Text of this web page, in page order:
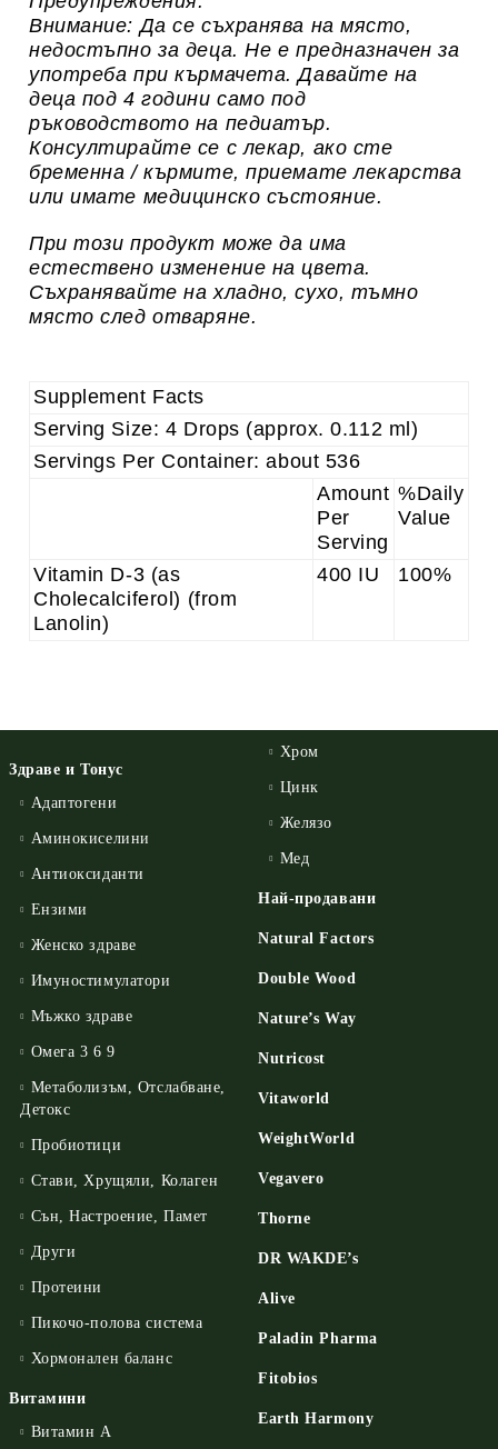
Внимание: Да се съхранява на място,
недостъпно за деца. Не е предназначен за
употреба при кърмачета. Давайте на
деца под 4 години само под
ръководството на педиатър.
Консултирайте се с лекар, ако сте
бременна / кърмите, приемате лекарства
или имате медицинско състояние.
При този продукт може да има
естествено изменение на цвета.
Съхранявайте на хладно, сухо, тъмно
място след отваряне.
Supplement Facts
Serving Size: 4 Drops (approx. 0.112 ml)
Servings Per Container: about 536
Amount
Per
Serving
%Daily
Value
Vitamin D-3 (as
Cholecalciferol) (from
Lanolin)
400 IU 100%
Здраве и Тонус
Адаптогени
Аминокиселини
Антиоксиданти
Ензими
Женско здраве
Имуностимулатори
Мъжко здраве
Омега 3 6 9
Метаболизъм, Отслабване,
Детокс
Пробиотици
Стави, Хрущяли, Колаген
Сън, Настроение, Памет
Други
Протеини
Пикочо-полова система
Хормонален баланс
Витамини
Витамин А
Хром
Цинк
Желязо
Мед
Най-продавани
Natural Factors
Double Wood
Nature’s Way
Nutricost
Vitaworld
WeightWorld
Vegavero
Thorne
DR WAKDE’s
Alive
Paladin Pharma
Fitobios
Earth Harmony